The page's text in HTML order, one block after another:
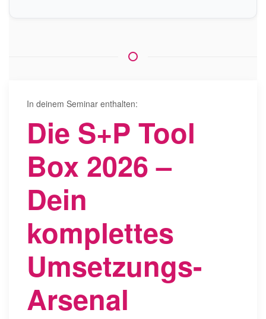
In deinem Seminar enthalten:
Die S+P Tool
Box 2026 –
Dein
komplettes
Umsetzungs-
Arsenal